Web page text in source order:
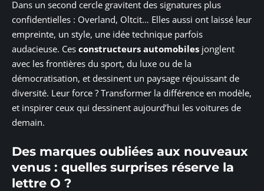
Dans un second cercle gravitent des signatures plus
confidentielles : Overland, Oltcit… Elles aussi ont laissé leur
empreinte, un style, une idée technique parfois
audacieuse. Ces constructeurs automobiles jonglent
avec les frontières du sport, du luxe ou de la
démocratisation, et dessinent un paysage réjouissant de
diversité. Leur force ? Transformer la différence en modèle,
et inspirer ceux qui dessinent aujourd’hui les voitures de
demain.
Des marques oubliées aux nouveaux
venus : quelles surprises réserve la
lettre O ?